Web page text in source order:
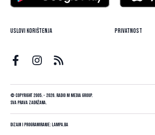
Uslovi korištenja Privatnost
© Copyright 2005. - 2026. Radio M Media Group.
Sva prava zadržana.
Dizajn i programiranje:Lampa.ba